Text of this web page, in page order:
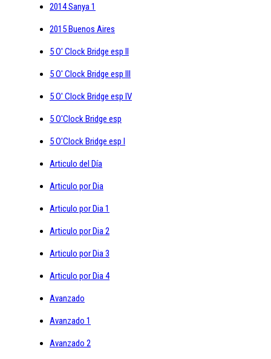
2014 Sanya 1
2015 Buenos Aires
5 O' Clock Bridge esp II
5 O' Clock Bridge esp III
5 O' Clock Bridge esp IV
5 O'Clock Bridge esp
5 O'Clock Bridge esp I
Articulo del Día
Articulo por Dia
Articulo por Dia 1
Articulo por Dia 2
Articulo por Dia 3
Articulo por Dia 4
Avanzado
Avanzado 1
Avanzado 2